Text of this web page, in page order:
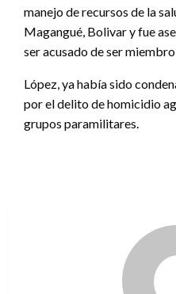
manejo de recursos de la
Magangué, Bolivar y fue
ser acusado de ser
López, ya había sido
por el delito de homicidio
grupos paramilitares.